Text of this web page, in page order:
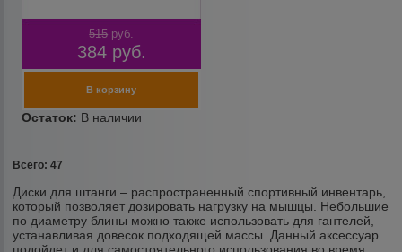
515 руб.
384 руб.
Всего: 47
Диски для штанги – распространенный спортивный инвентарь,
который позволяет дозировать нагрузку на мышцы. Небольшие
по диаметру блины можно также использовать для гантелей,
устанавливая довесок подходящей массы. Данный аксессуар